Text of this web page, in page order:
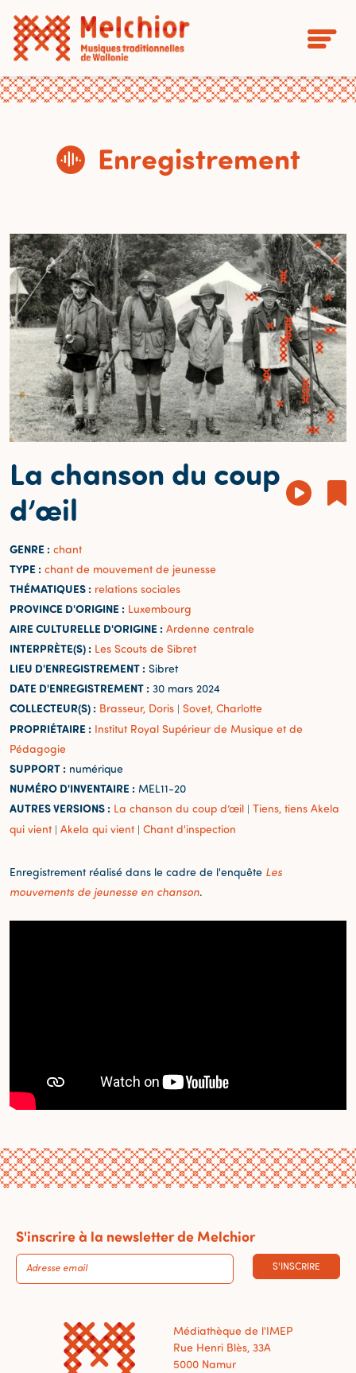
Enregistrement
La chanson du coup
d’œil
GENRE : chant
TYPE : chant de mouvement de jeunesse
THÉMATIQUES : relations sociales
PROVINCE D'ORIGINE : Luxembourg
AIRE CULTURELLE D'ORIGINE : Ardenne centrale
INTERPRÈTE(S) : Les Scouts de Sibret
LIEU D'ENREGISTREMENT : Sibret
DATE D'ENREGISTREMENT : 30 mars 2024
COLLECTEUR(S) : Brasseur, Doris | Sovet, Charlotte
PROPRIÉTAIRE : Institut Royal Supérieur de Musique et de
Pédagogie
SUPPORT : numérique
NUMÉRO D'INVENTAIRE : MEL11-20
AUTRES VERSIONS : La chanson du coup d’œil | Tiens, tiens Akela
qui vient | Akela qui vient | Chant d'inspection
Enregistrement réalisé dans le cadre de l'enquête Les
mouvements de jeunesse en chanson.
S'inscrire à la newsletter de Melchior
S'INSCRIRE
Médiathèque de l'IMEP
Rue Henri Blès, 33A
5000 Namur